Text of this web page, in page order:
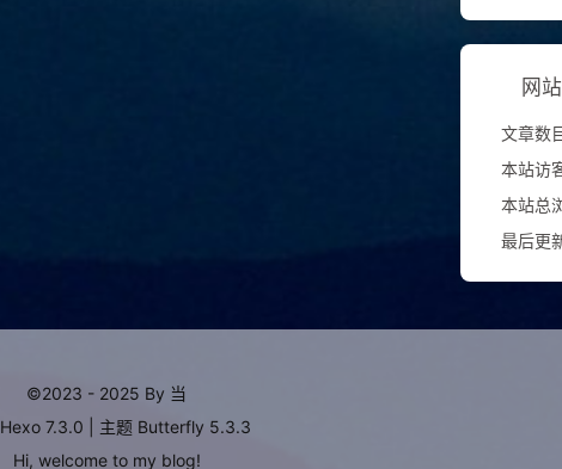
网
文章数
本站访
本站总
最后更
©2023 - 2025 By 当
Hexo 7.3.0 主题 Butterfly 5.3.3
Hi, welcome to my blog!